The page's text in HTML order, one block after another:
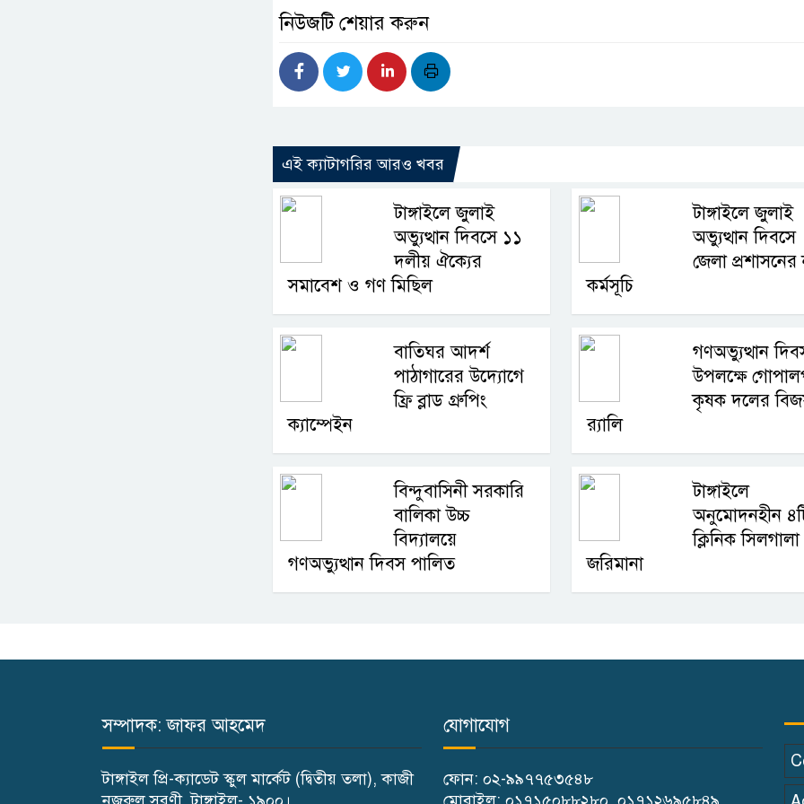
নিউজটি শেয়ার করুন
এই ক্যাটাগরির আরও খবর
টাঙ্গাইলে জুলাই
অভ্যুত্থান দিবসে ১১
দলীয় ঐক্যের
সমাবেশ ও গণ মিছিল
টাঙ্গাইলে জুলাই
অভ্যুত্থান দিবসে
জেলা প্রশাসনের
কর্মসূচি
বাতিঘর আদর্শ
পাঠাগারের উদ্যোগে
ফ্রি ব্লাড গ্রুপিং
ক্যাম্পেইন
গণঅভ্যুত্থান
উপলক্ষে
কৃষক দলের
র‍্যালি
বিন্দুবাসিনী সরকারি
বালিকা উচ্চ
বিদ্যালয়ে
গণঅভ্যুত্থান দিবস পালিত
টাঙ্গাইলে
অনুমোদনহীন
ক্লিনিক
জরিমানা
সম্পাদক: জাফর আহমেদ
টাঙ্গাইল প্রি-ক্যাডেট স্কুল মার্কেট (দ্বিতীয় তলা), কাজী
যোগাযোগ
ফোন: ০২-৯৯৭৭৫৩৫৪৮